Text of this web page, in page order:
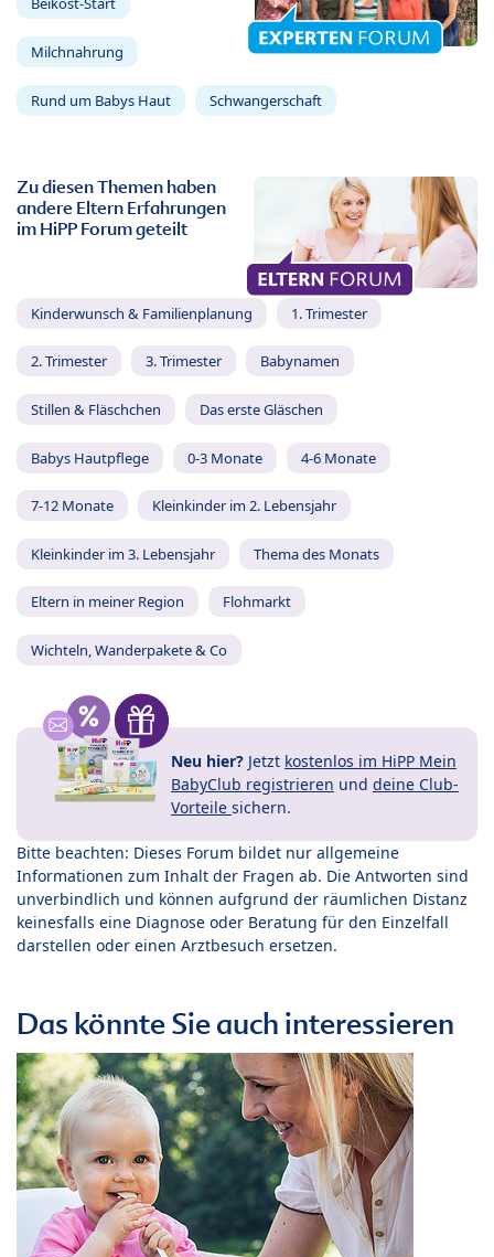
Milchnahrung
Rund um Babys Haut Schwangerschaft
Zu diesen Themen haben
andere Eltern Erfahrungen
im HiPP Forum geteilt
Kinderwunsch & Familienplanung 1. Trimester
2. Trimester 3. Trimester Babynamen
Stillen & Fläschchen Das erste Gläschen
Babys Hautpflege 0-3 Monate 4-6 Monate
7-12 Monate Kleinkinder im 2. Lebensjahr
Kleinkinder im 3. Lebensjahr Thema des Monats
Eltern in meiner Region Flohmarkt
Wichteln, Wanderpakete & Co
Neu hier? Jetzt kostenlos im HiPP Mein
BabyClub registrieren und deine Club-
Vorteile sichern.
Bitte beachten: Dieses Forum bildet nur allgemeine
Informationen zum Inhalt der Fragen ab. Die Antworten sind
unverbindlich und können aufgrund der räumlichen Distanz
keinesfalls eine Diagnose oder Beratung für den Einzelfall
darstellen oder einen Arztbesuch ersetzen.
Das könnte Sie auch interessieren